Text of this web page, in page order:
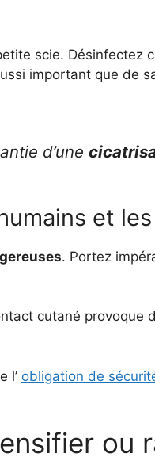
scie. Désinfectez
important que de
d’une
et
. Portez
cutané provoque
l’ obligation de
ou